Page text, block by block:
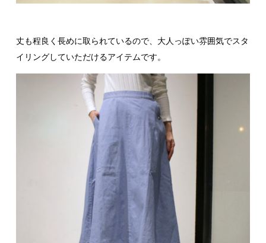
丈も程良く長めに取られているので、大人っぽい雰囲気でスタ
イリングしていただけるアイテムです。